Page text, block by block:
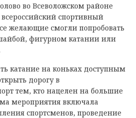
во Всеволожском районе
всероссийский спортивный
желающие смогли попробовать
фигурном катании или
катание на коньках доступным
дорогу в
тем, кто нацелен на большие
мероприятия включала
спортсменов, проведение